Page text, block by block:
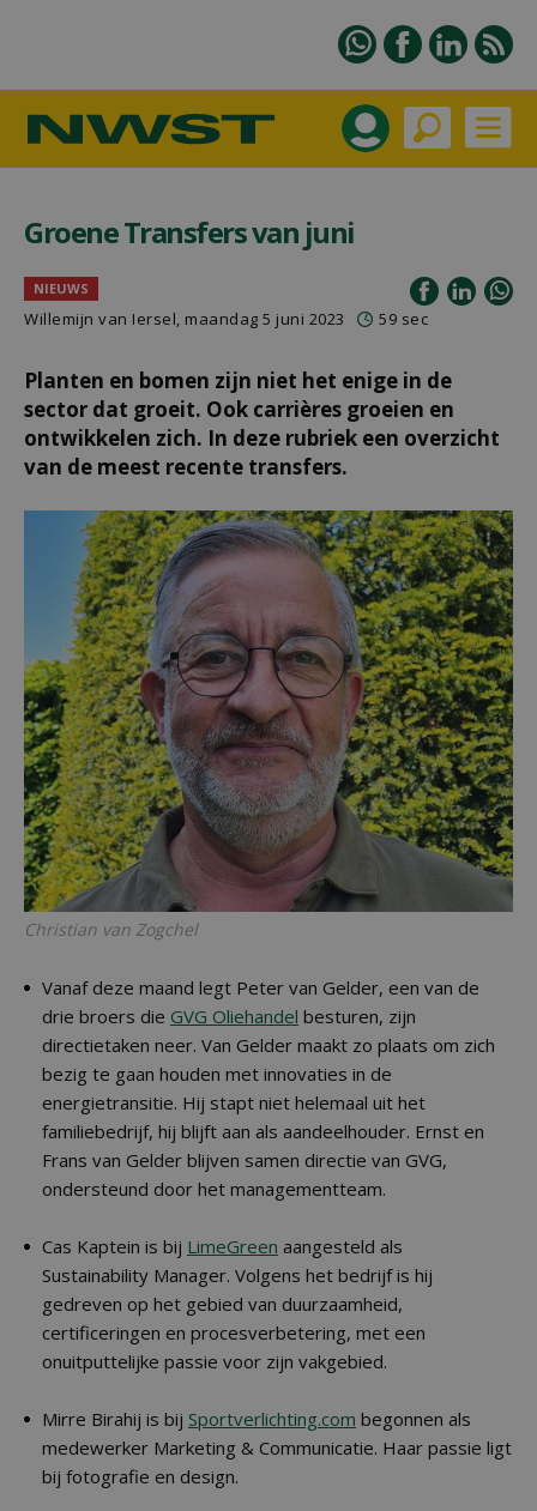
Groene Transfers van juni
NIEUWS
Willemijn van Iersel, maandag 5 juni 2023 59 sec
Planten en bomen zijn niet het enige in de
sector dat groeit. Ook carrières groeien en
ontwikkelen zich. In deze rubriek een overzicht
van de meest recente transfers.
Christian van Zogchel
Vanaf deze maand legt Peter van Gelder, een van de
drie broers die GVG Oliehandel besturen, zijn
directietaken neer. Van Gelder maakt zo plaats om zich
bezig te gaan houden met innovaties in de
energietransitie. Hij stapt niet helemaal uit het
familiebedrijf, hij blijft aan als aandeelhouder. Ernst en
Frans van Gelder blijven samen directie van GVG,
ondersteund door het managementteam.
Cas Kaptein is bij LimeGreen aangesteld als
Sustainability Manager. Volgens het bedrijf is hij
gedreven op het gebied van duurzaamheid,
certificeringen en procesverbetering, met een
onuitputtelijke passie voor zijn vakgebied.
Mirre Birahij is bij Sportverlichting.com begonnen als
medewerker Marketing & Communicatie. Haar passie ligt
bij fotografie en design.